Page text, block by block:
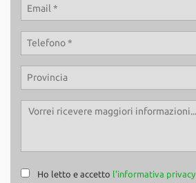
Ho letto e accetto l'informativa privacy